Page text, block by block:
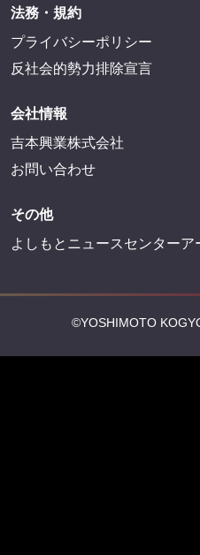
法務・規約
プライバシーポリシー
反社会的勢力排除宣言
会社情報
吉本興業株式会社
お問い合わせ
その他
よしもとニュースセンターア
©YOSHIMOTO